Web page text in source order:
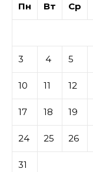
Пн
Вт Ср
3 4 5
10 11 12
17 18 19
24 25 26
31